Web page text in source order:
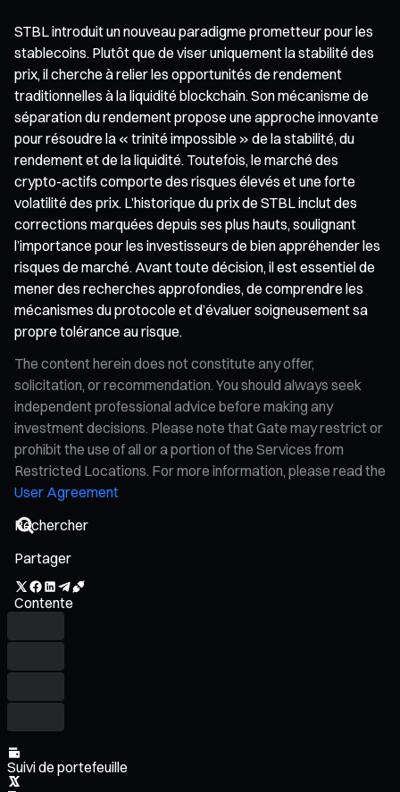
STBL introduit un nouveau paradigme prometteur pour les
stablecoins. Plutôt que de viser uniquement la stabilité des
prix, il cherche à relier les opportunités de rendement
traditionnelles à la liquidité blockchain. Son mécanisme de
séparation du rendement propose une approche innovante
pour résoudre la « trinité impossible » de la stabilité, du
rendement et de la liquidité. Toutefois, le marché des
crypto-actifs comporte des risques élevés et une forte
volatilité des prix. L’historique du prix de STBL inclut des
corrections marquées depuis ses plus hauts, soulignant
l’importance pour les investisseurs de bien appréhender les
risques de marché. Avant toute décision, il est essentiel de
mener des recherches approfondies, de comprendre les
mécanismes du protocole et d’évaluer soigneusement sa
propre tolérance au risque.
The content herein does not constitute any offer,
solicitation, or recommendation. You should always seek
independent professional advice before making any
investment decisions. Please note that Gate may restrict or
prohibit the use of all or a portion of the Services from
Restricted Locations. For more information, please read the
User Agreement
Partager
Contente
Suivi de portefeuille